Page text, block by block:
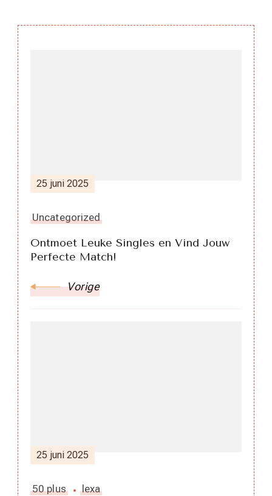
25 juni 2025
Uncategorized
Ontmoet Leuke Singles en Vind Jouw
Perfecte Match!
Vorige
25 juni 2025
50 plus lexa